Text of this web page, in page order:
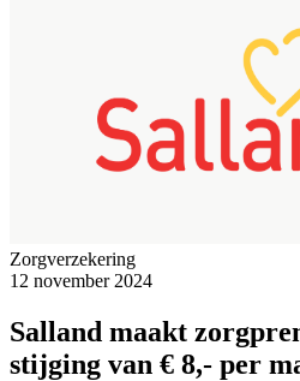
Zorgverzekering
12 november 2024
Salland maakt
stijging van € 8,- per